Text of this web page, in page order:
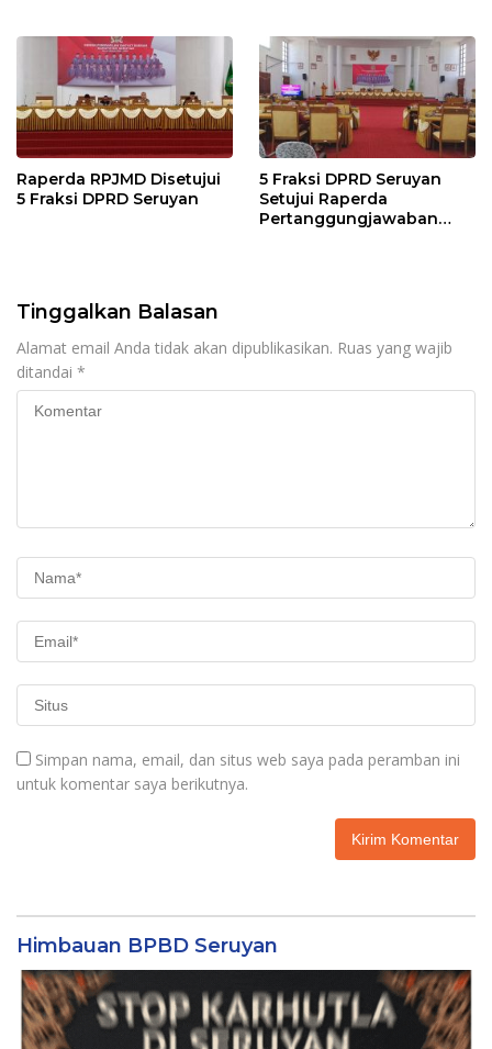
Raperda RPJMD Disetujui
5 Fraksi DPRD Seruyan
5 Fraksi DPRD Seruyan
Setujui Raperda
Pertanggungjawaban
Tinggalkan Balasan
Alamat email Anda tidak akan dipublikasikan. Ruas yang wajib
ditandai *
Simpan nama, email, dan situs web saya pada peramban ini
untuk komentar saya berikutnya.
Himbauan BPBD Seruyan